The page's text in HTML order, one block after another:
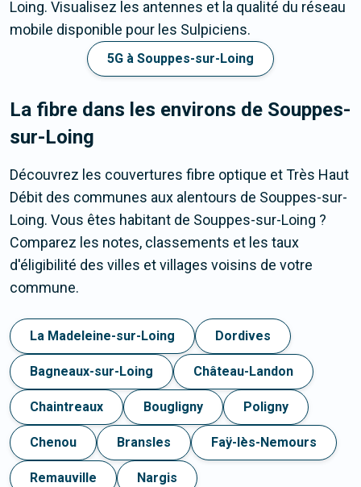
Loing. Visualisez les antennes et la qualité du réseau
mobile disponible pour les Sulpiciens.
5G à Souppes-sur-Loing
La fibre dans les environs de Souppes-
sur-Loing
Découvrez les couvertures fibre optique et Très Haut
Débit des communes aux alentours de Souppes-sur-
Loing. Vous êtes habitant de Souppes-sur-Loing ?
Comparez les notes, classements et les taux
d'éligibilité des villes et villages voisins de votre
commune.
La Madeleine-sur-Loing Dordives
Bagneaux-sur-Loing Château-Landon
Chaintreaux Bougligny Poligny
Chenou Bransles Faÿ-lès-Nemours
Remauville Nargis